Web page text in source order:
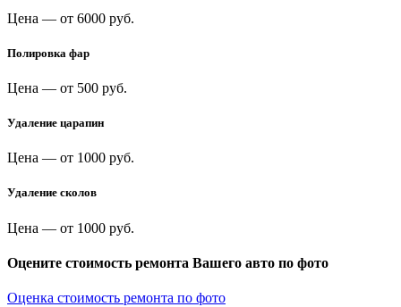
Цена — от 6000 руб.
Полировка фар
Цена — от 500 руб.
Удаление царапин
Цена — от 1000 руб.
Удаление сколов
Цена — от 1000 руб.
Оцените стоимость ремонта Вашего авто по фото
Оценка стоимость ремонта по фото